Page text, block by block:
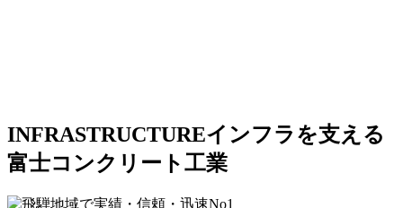
INFRASTRUCTUREインフラを支える
富士コンクリート工業